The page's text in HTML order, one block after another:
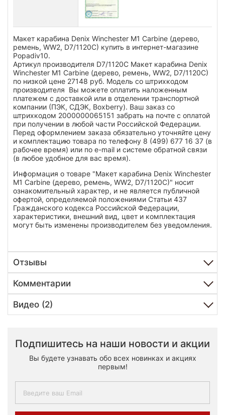
Макет карабина Denix Winchester M1 Carbine (дерево,
ремень, WW2, D7/1120C) купить в интернет-магазине
Popadiv10.
Артикул производителя D7/1120C Макет карабина Denix
Winchester M1 Carbine (дерево, ремень, WW2, D7/1120C)
по низкой цене 27148 руб. Модель со штрихкодом
производителя Вы можете оплатить наложенным
платежем с доставкой или в отделении транспортной
компании (ПЭК, СДЭК, Boxberry). Ваш заказ со
штрихкодом 2000000065151 забрать на почте с оплатой
при получении в любой части Российской Федерации.
Перед оформлением заказа обязательно уточняйте цену
и комплектацию товара по телефону 8 (499) 677 16 37 (в
рабочее время) или по e-mail и системе обратной связи
(в любое удобное для вас время).
Информация о товаре "Макет карабина Denix Winchester
M1 Carbine (дерево, ремень, WW2, D7/1120C)" носит
ознакомительный характер, и не является публичной
офертой, определяемой положениями Статьи 437
Гражданского кодекса Российской Федерации,
характеристики, внешний вид, цвет и комплектация
могут быть изменены производителем без уведомления.
Отзывы
Комментарии
Видео (2)
Подпишитесь на наши новости и акции
Вы будете узнавать обо всех новинках и акциях
первым!